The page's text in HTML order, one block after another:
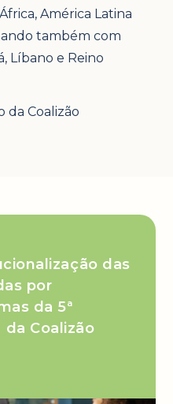
América Latina
também com
Líbano e Reino
da Coalizão
das
por
da 5ª
da Coalizão